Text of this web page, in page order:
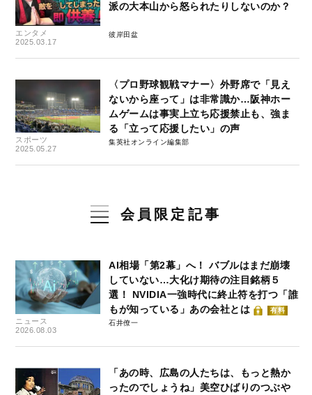
エンタメ
2025.03.17
派の大本山から怒られたりしないのか？
彼岸田盆
スポーツ
2025.05.27
〈プロ野球観戦マナー〉外野席で「見え
ないから座って」は非常識か…阪神ホー
ムゲームは事実上立ち応援禁止も、強ま
る「立って応援したい」の声
集英社オンライン編集部
会員限定記事
ニュース
2026.08.03
AI相場「第2幕」へ！ バブルはまだ崩壊
していない…大化け期待の注目銘柄５
選！ NVIDIA一強時代に終止符を打つ「誰
もが知っている」あの会社とは
有料
石井僚一
「あの時、広島の人たちは、もっと熱か
ったのでしょうね」美空ひばりのつぶや